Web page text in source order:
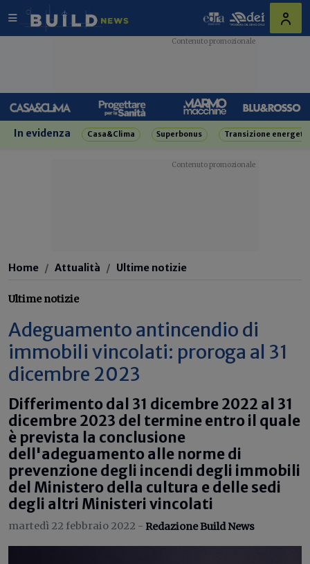
In evidenza Casa&Clima Superbonus Transizione
Home Attualità Ultime notizie
Ultime notizie
Adeguamento antincendio di
immobili vincolati: proroga al 31
dicembre 2023
Differimento dal 31 dicembre 2022 al 31
dicembre 2023 del termine entro il quale
è prevista la conclusione
dell'adeguamento alle norme di
prevenzione degli incendi degli immobili
del Ministero della cultura e delle sedi
degli altri Ministeri vincolati
martedì 22 febbraio 2022 - Redazione Build News